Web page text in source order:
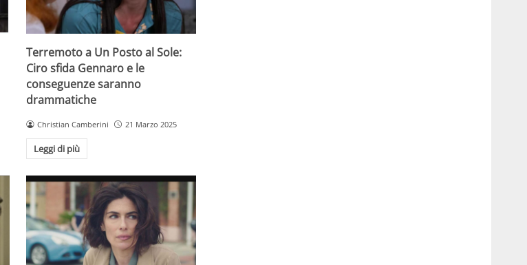
Terremoto a Un Posto al Sole:
Ciro sfida Gennaro e le
conseguenze saranno
drammatiche
Christian Camberini 21 Marzo 2025
Leggi di più